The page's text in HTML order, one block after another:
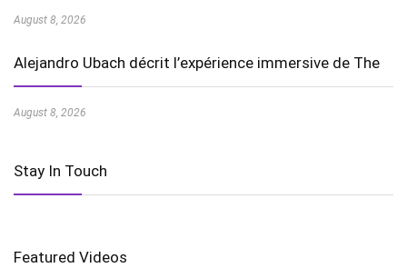
August 8, 2026
Alejandro Ubach décrit l’expérience immersive de The
August 8, 2026
Stay In Touch
Featured Videos